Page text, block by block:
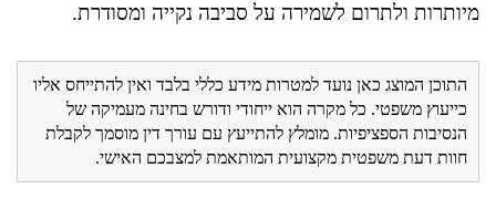
מיותרות ולתרום לשמירה על סביבה נקייה ומסודרת.
התוכן המוצג כאן נועד למטרות מידע כללי בלבד ואין להתייחס אליו
כייעוץ משפטי. כל מקרה הוא ייחודי ודורש בחינה מעמיקה של
הנסיבות הספציפיות. מומלץ להתייעץ עם עורך דין מוסמך לקבלת
חוות דעת משפטית מקצועית המותאמת למצבכם האישי.